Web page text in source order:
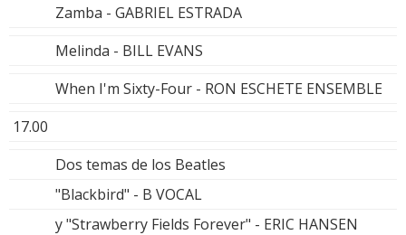
Zamba - GABRIEL ESTRADA
Melinda - BILL EVANS
When I'm Sixty-Four - RON ESCHETE ENSEMBLE
17.00
Dos temas de los Beatles
"Blackbird" - B VOCAL
y "Strawberry Fields Forever" - ERIC HANSEN